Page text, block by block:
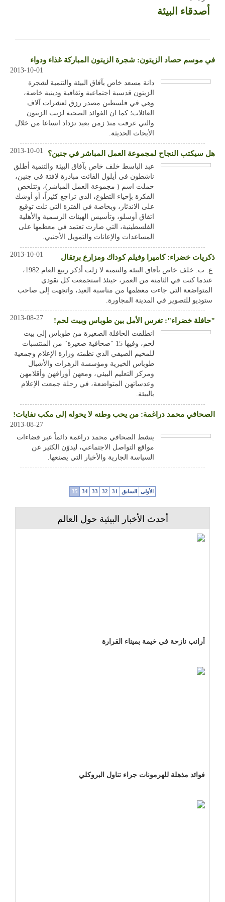
أصدقاء البيئة
في موسم حصاد الزيتون: شجرة الزيتون المباركة غذاء ودواء
2013-10-01
دانة مسعد خاص بآفاق البيئة والتنمية لشجرة
الزيتون قدسية اجتماعية وثقافية ودينية خاصة،
وهي في فلسطين مصدر رزق لعشرات آلاف
العائلات؛ كما ان الفوائد الصحية لزيت الزيتون
والتي عرفت منذ زمن بعيد تزداد اتساعا من خلال
الأبحاث الحديثة.
هل سيكتب النجاح لمجموعة العمل المباشر في جنين؟ 2013-10-01
عبد الباسط خلف خاص بآفاق البيئة والتنمية أطلق
ناشطون في أيلول الفائت مبادرة لافتة في جنين،
حملت اسم ( مجموعة العمل المباشر)، وتتلخص
الفكرة بإحياء التطوع، الذي تراجع كثيراً، أو أوشك
على الاندثار، وبخاصة في الفترة التي تلت توقيع
اتفاق أوسلو، وتأسيس الهيئات الرسمية والأهلية
الفلسطينية، التي صارت تعتمد في معظمها على
المساعدات والإعانات والتمويل الأجنبي.
ذكريات خضراء: كاميرا وفيلم كوداك ومزارع برتقال 2013-10-01
ع. ب. خلف خاص بآفاق البيئة والتنمية لا زلت أذكر ربيع العام 1982،
عندما كنت في الثامنة من العمر، حينئذ استجمعت كل نقودي
المتواضعة التي جاءت معظمها من مناسبة العيد، واتجهت إلى صاحب
ستوديو للتصوير في المدينة المجاورة.
"حافلة خضراء": تغرس الأمل بين طوباس وبيت لحم! 2013-08-27
انطلقت الحافلة الصغيرة من طوباس إلى بيت
لحم، وفيها 15 "صحافية صغيرة" من المنتسبات
للمخيم الصيفي الذي نظمته وزارة الإعلام وجمعية
طوباس الخيرية ومؤسسة الزهرات والأشبال
ومركز التعليم البيئي، ومعهن أوراقهن وأقلامهن
وعدساتهن المتواضعة، في رحلة جمعت الإعلام
بالبيئة.
الصحافي محمد دراغمة: من يحب وطنه لا يحوله إلى مكب نفايات!
2013-08-27
ينشط الصحافي محمد دراغمة دائماً عبر فضاءات
مواقع التواصل الاجتماعي، ليدوّن الكثير عن
السياسة الجارية والأخبار التي يصنعها.
الأولى السابق 31
32
33
34
35
أحدث الأخبار البيئية حول العالم
أرانب نازحة في خيمة بميناء القرارة
فوائد مذهلة للهرمونات جراء تناول البروكلي